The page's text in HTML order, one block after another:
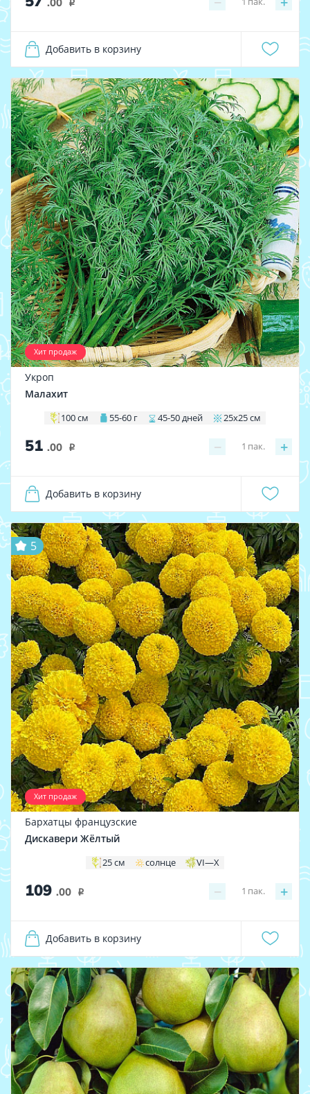
.00 i
Добавить в корзину
Хит продаж
Укроп
Малахит
100 см 55-60 г 45-50 дней 25х25 см
51 .00 i − +
1 пак.
Добавить в корзину
Хит продаж
5
Бархатцы французские
Дискавери Жёлтый
25 см солнце VI—X
109 .00 i − +
1 пак.
Добавить в корзину